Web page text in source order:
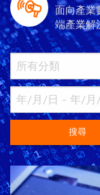
面向產業
端產業解
搜尋